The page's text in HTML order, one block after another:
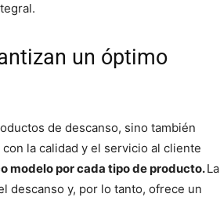
un óptimo
de descanso, sino también
la calidad y el servicio al cliente
modelo por cada tipo de producto.La
descanso y, por lo tanto, ofrece un